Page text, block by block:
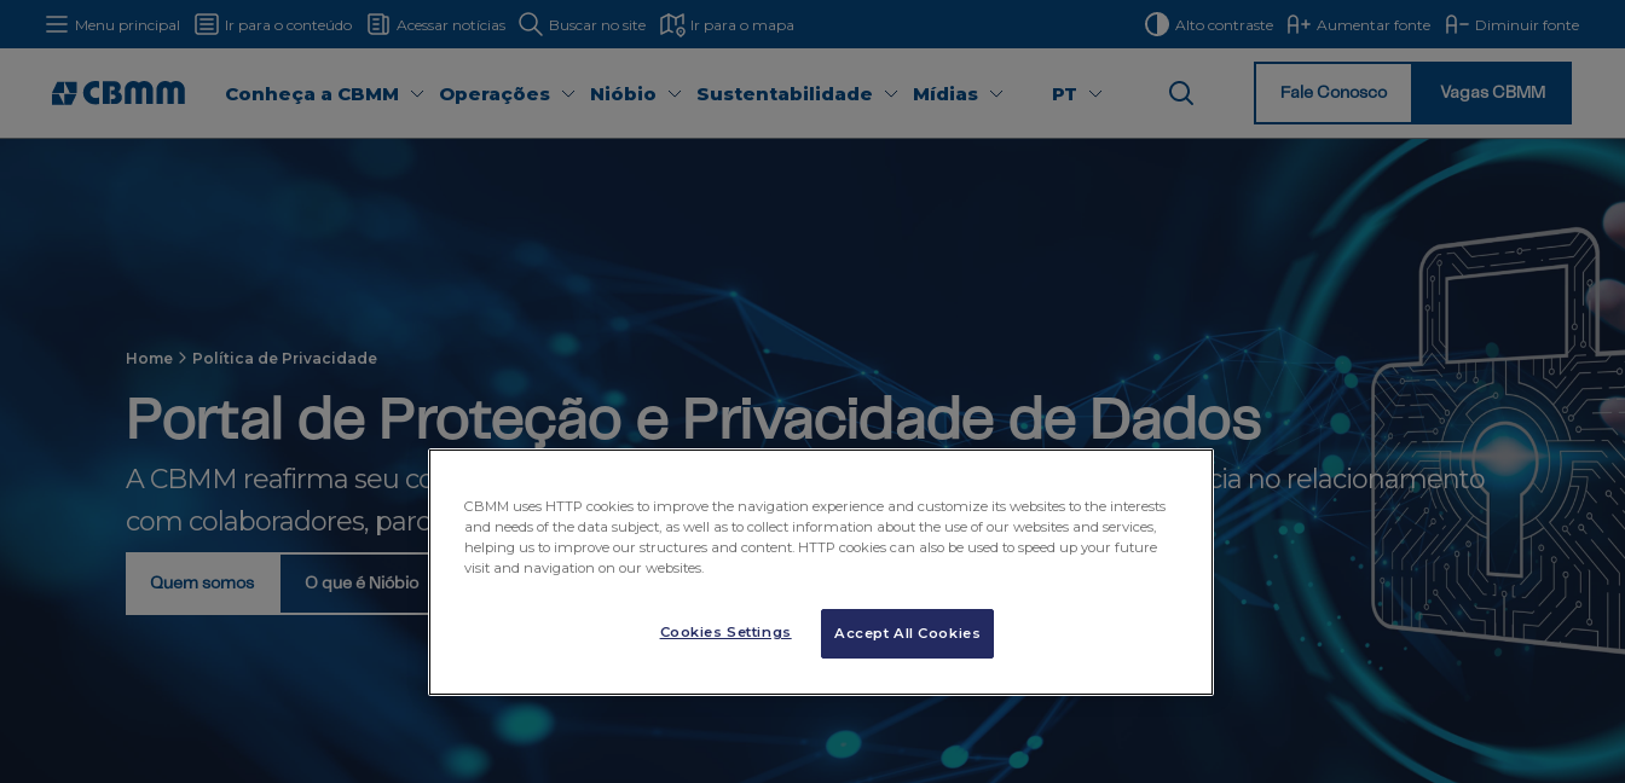
Menu principal Ir para o conteúdo Acessar notícias Buscar no site Ir para o mapa Alto contraste Aumentar fonte Diminuir fonte
Conheça a CBMM Operações Nióbio Sustentabilidade Mídias PT Início Fale Conosco Vagas CBMM
Home Política de Privacidade
Portal de Proteção e Privacidade de Dados
A CBMM reafirma seu compromisso com a proteção dos dados pessoais e a transparência no relacionamento
com colaboradores, parceiros e demais públicos.
Quem somos O que é Nióbio
CBMM uses HTTP cookies to improve the navigation experience and customize its websites to the interests
and needs of the data subject, as well as to collect information about the use of our websites and services,
helping us to improve our structures and content. HTTP cookies can also be used to speed up your future
visit and navigation on our websites.
Accept All Cookies
Cookies Settings